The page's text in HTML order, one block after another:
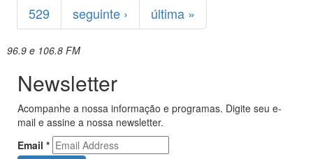
529
seguinte › última »
96.9 e 106.8 FM
Newsletter
Acompanhe a nossa informação e programas. Digite seu e-
mail e assine a nossa newsletter.
Email *